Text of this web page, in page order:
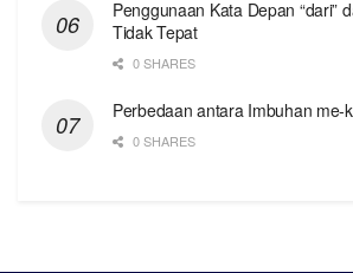
Penggunaan Kata Depan “dari”
Tidak Tepat
0 SHARES
Perbedaan antara Imbuhan me-
0 SHARES